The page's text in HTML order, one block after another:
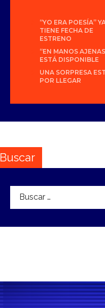
“YO ERA POESÍA”
TIENE FECHA DE
ESTRENO
“EN MANOS
ESTÁ DISPONIBLE
UNA SORPRESA
POR LLEGAR
Buscar
Buscar: